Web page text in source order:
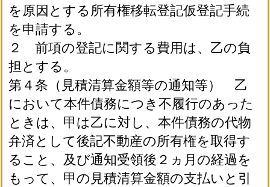
を原因とする所有権移転登記仮登記手続
を申請する。
２ 前項の登記に関する費用は、乙の負
担とする。
第４条（見積清算金額等の通知等） 乙
において本件債務につき不履行のあった
ときは、甲は乙に対し、本件債務の代物
弁済として後記不動産の所有権を取得す
ること、及び通知受領後２ヵ月の経過を
もって、甲の見積清算金額の支払いと引